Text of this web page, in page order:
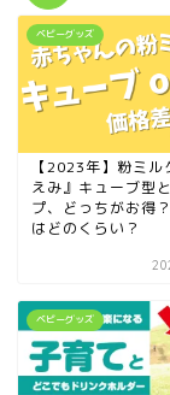
ベビーグッズ
【2023年】粉ミル
えみ』キューブ型
プ、どっちがお得
はどのくらい？
ベビーグッズ